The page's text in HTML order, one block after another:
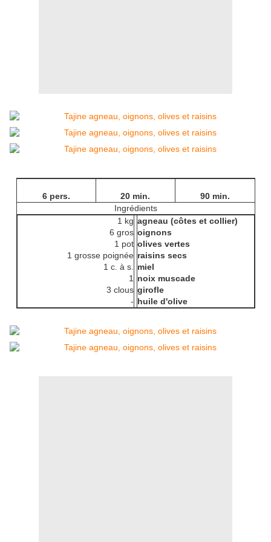
6 pers. 20 min.
90 min.
Ingrédients
1 kg
6 gros
1 pot
1 grosse poignée
1 c. à s.
1
3 clous
-
agneau (côtes et collier)
oignons
olives vertes
raisins secs
miel
noix muscade
girofle
huile d'olive